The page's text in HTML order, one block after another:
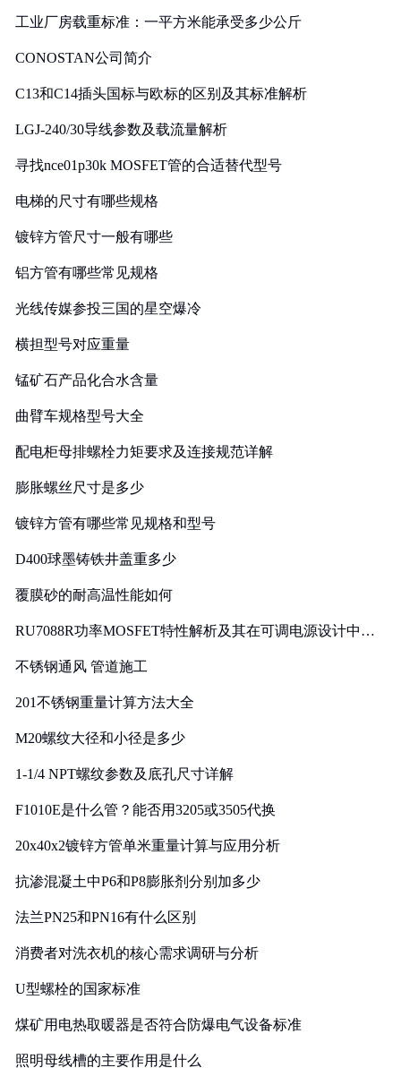
工业厂房载重标准：一平方米能承受多少公斤
CONOSTAN公司简介
C13和C14插头国标与欧标的区别及其标准解析
LGJ-240/30导线参数及载流量解析
寻找nce01p30k MOSFET管的合适替代型号
电梯的尺寸有哪些规格
镀锌方管尺寸一般有哪些
铝方管有哪些常见规格
光线传媒参投三国的星空爆冷
横担型号对应重量
锰矿石产品化合水含量
曲臂车规格型号大全
配电柜母排螺栓力矩要求及连接规范详解
膨胀螺丝尺寸是多少
镀锌方管有哪些常见规格和型号
D400球墨铸铁井盖重多少
覆膜砂的耐高温性能如何
RU7088R功率MOSFET特性解析及其在可调电源设计中的
不锈钢通风 管道施工
201不锈钢重量计算方法大全
M20螺纹大径和小径是多少
1-1/4 NPT螺纹参数及底孔尺寸详解
F1010E是什么管？能否用3205或3505代换
20x40x2镀锌方管单米重量计算与应用分析
抗渗混凝土中P6和P8膨胀剂分别加多少
法兰PN25和PN16有什么区别
消费者对洗衣机的核心需求调研与分析
U型螺栓的国家标准
煤矿用电热取暖器是否符合防爆电气设备标准
照明母线槽的主要作用是什么